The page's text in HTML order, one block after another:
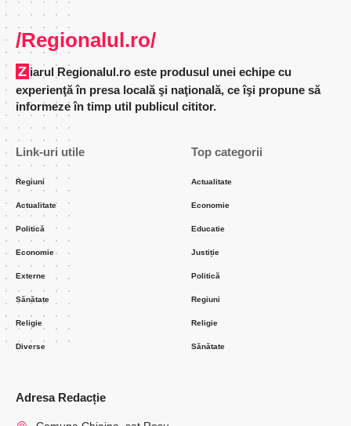
/Regionalul.ro/
Ziarul Regionalul.ro este produsul unei echipe cu
experienţă în presa locală şi naţională, ce îşi propune să
informeze în timp util publicul cititor.
Link-uri utile
Regiuni
Actualitate
Politică
Economie
Externe
Sănătate
Religie
Diverse
Top categorii
Actualitate
Economie
Educatie
Justiție
Politică
Regiuni
Religie
Sănătate
Adresa Redacție